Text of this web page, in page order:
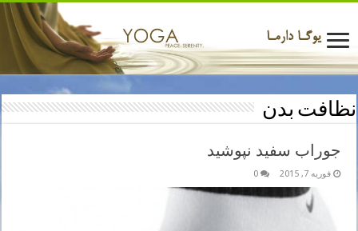
نظافت بدن
جوراب سفید نپوشید
فوریه 7, 2015 0